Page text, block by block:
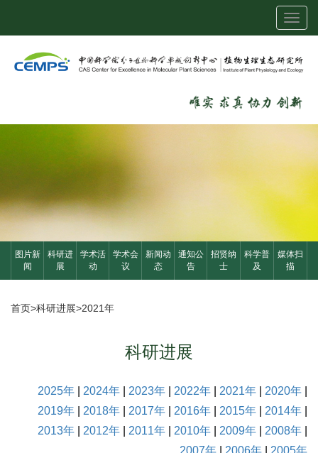
图片新
闻
科研进
展
学术活
动
学术会
议
新闻动
态
通知公
告
招贤纳
士
科学普
及
媒体扫
描
首页>科研进展>2021年
科研进展
2025年 2024年 2023年 2022年 2021年 2020年
2019年
2018年 2017年 2016年 2015年 2014年
2013年
2012年 2011年 2010年 2009年 2008年